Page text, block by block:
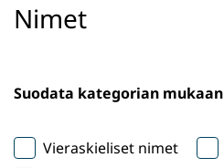
Nimet
Suodata kategorian mukaan
Vieraskieliset nimet